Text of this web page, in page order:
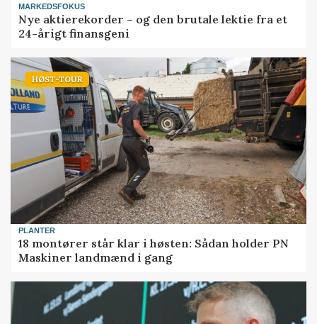
MARKEDSFOKUS
Nye aktierekorder – og den brutale lektie fra et
24-årigt finansgeni
HØST-TOUR
PLANTER
18 montører står klar i høsten: Sådan holder PN
Maskiner landmænd i gang